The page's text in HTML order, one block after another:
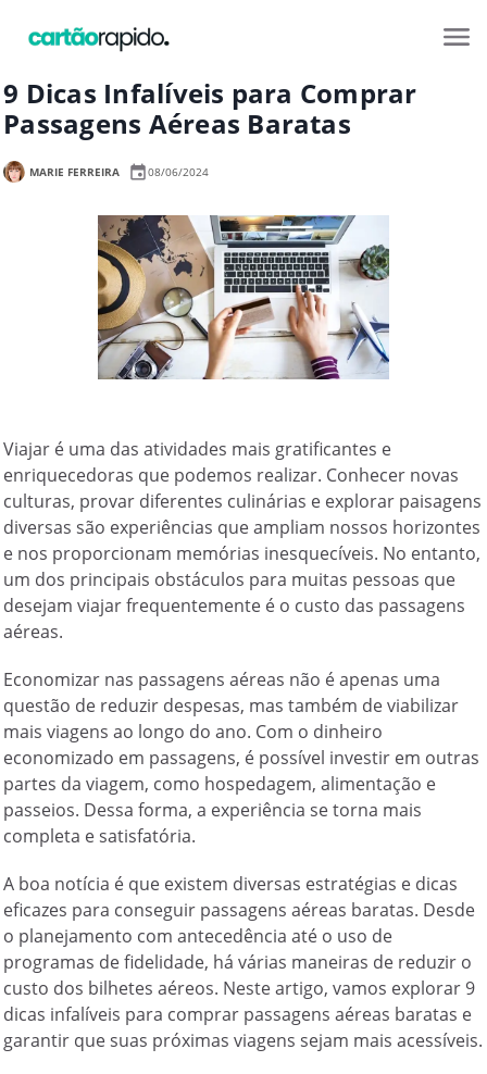
9 Dicas Infalíveis para Comprar
Passagens Aéreas Baratas
MARIE FERREIRA 08/06/2024
Viajar é uma das atividades mais gratificantes e
enriquecedoras que podemos realizar. Conhecer novas
culturas, provar diferentes culinárias e explorar paisagens
diversas são experiências que ampliam nossos horizontes
e nos proporcionam memórias inesquecíveis. No entanto,
um dos principais obstáculos para muitas pessoas que
desejam viajar frequentemente é o custo das passagens
aéreas.
Economizar nas passagens aéreas não é apenas uma
questão de reduzir despesas, mas também de viabilizar
mais viagens ao longo do ano. Com o dinheiro
economizado em passagens, é possível investir em outras
partes da viagem, como hospedagem, alimentação e
passeios. Dessa forma, a experiência se torna mais
completa e satisfatória.
A boa notícia é que existem diversas estratégias e dicas
eficazes para conseguir passagens aéreas baratas. Desde
o planejamento com antecedência até o uso de
programas de fidelidade, há várias maneiras de reduzir o
custo dos bilhetes aéreos. Neste artigo, vamos explorar 9
dicas infalíveis para comprar passagens aéreas baratas e
garantir que suas próximas viagens sejam mais acessíveis.